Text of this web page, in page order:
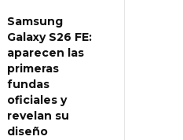
Samsung
Galaxy S26 FE:
aparecen las
primeras
fundas
oficiales y
revelan su
diseño